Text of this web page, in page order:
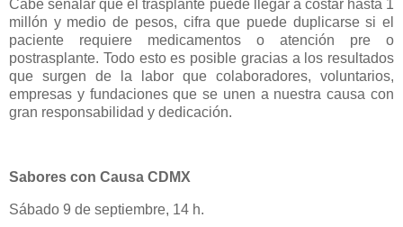
Cabe señalar que el trasplante puede llegar a costar hasta 1
millón y medio de pesos, cifra que puede duplicarse si el
paciente requiere medicamentos o atención pre o
postrasplante. Todo esto es posible gracias a los resultados
que surgen de la labor que colaboradores, voluntarios,
empresas y fundaciones que se unen a nuestra causa con
gran responsabilidad y dedicación.
Sabores con Causa CDMX
Sábado 9 de septiembre, 14 h.